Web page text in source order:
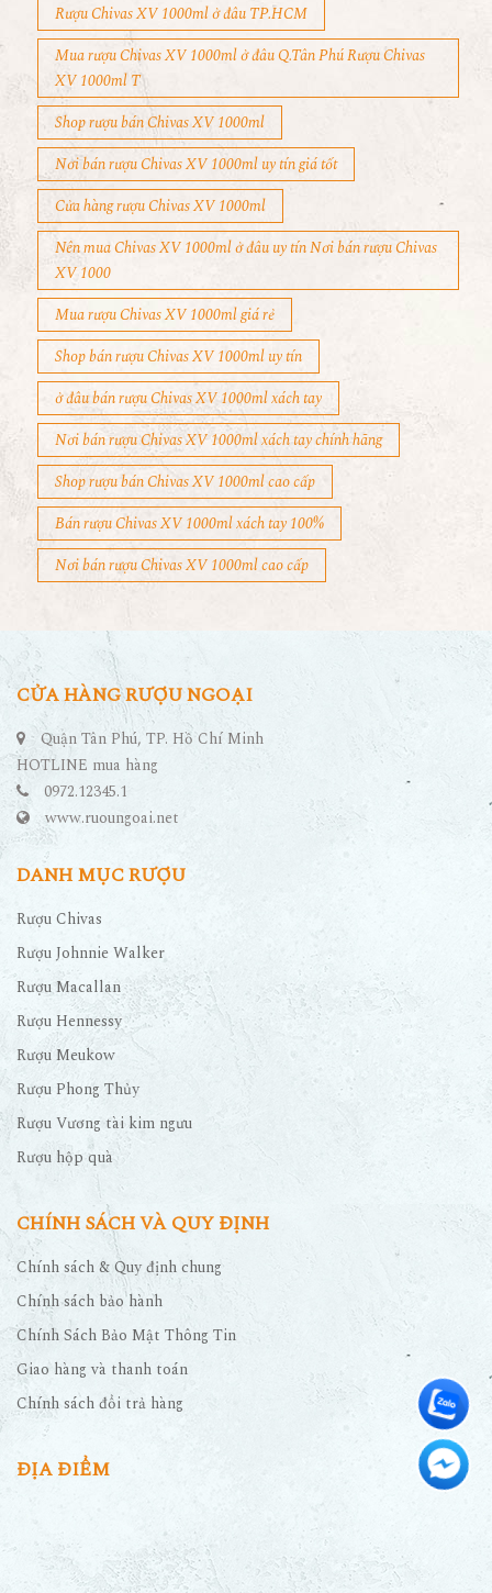
Rượu Chivas XV 1000ml ở đâu TP.HCM
Mua rượu Chivas XV 1000ml ở đâu Q.Tân Phú Rượu Chivas
XV 1000ml T
Shop rượu bán Chivas XV 1000ml
Nơi bán rượu Chivas XV 1000ml uy tín giá tốt
Cửa hàng rượu Chivas XV 1000ml
Nên mua Chivas XV 1000ml ở đâu uy tín Nơi bán rượu Chivas
XV 1000
Mua rượu Chivas XV 1000ml giá rẻ
Shop bán rượu Chivas XV 1000ml uy tín
ở đâu bán rượu Chivas XV 1000ml xách tay
Nơi bán rượu Chivas XV 1000ml xách tay chính hãng
Shop rượu bán Chivas XV 1000ml cao cấp
Bán rượu Chivas XV 1000ml xách tay 100%
Nơi bán rượu Chivas XV 1000ml cao cấp
CỬA HÀNG RƯỢU NGOẠI
Quận Tân Phú, TP. Hồ Chí Minh
HOTLINE mua hàng
0972.12345.1
www.ruoungoai.net
DANH MỤC RƯỢU
Rượu Chivas
Rượu Johnnie Walker
Rượu Macallan
Rượu Hennessy
Rượu Meukow
Rượu Phong Thủy
Rượu Vương tài kim ngưu
Rượu hộp quà
CHÍNH SÁCH VÀ QUY ĐỊNH
Chính sách & Quy định chung
Chính sách bảo hành
Chính Sách Bảo Mật Thông Tin
Giao hàng và thanh toán
Chính sách đổi trả hàng
ĐỊA ĐIỂM